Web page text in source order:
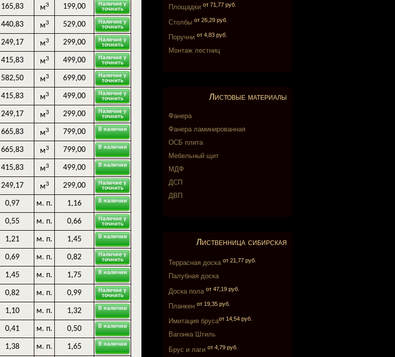
165,83 м3 199,00
Наличие у
точнить
440,83 м3 529,00
Наличие у
точнить
249,17 м3 299,00
Наличие у
точнить
415,83 м3 499,00
Наличие у
точнить
582,50 м3 699,00
Наличие у
точнить
415,83 м3 499,00
Наличие у
точнить
249,17 м3 299,00
Наличие у
точнить
665,83 м3 799,00 В наличии
665,83 м3 799,00 В наличии
415,83 м3 499,00 В наличии
249,17 м3 299,00
Наличие у
точнить
0,97 м. п. 1,16 В наличии
0,55 м. п. 0,66
Наличие у
точнить
1,21 м. п. 1,45 В наличии
0,69 м. п. 0,82
Наличие у
точнить
1,45 м. п. 1,75 В наличии
0,82 м. п. 0,99
Наличие у
точнить
1,10 м. п. 1,32 В наличии
0,41 м. п. 0,50 В наличии
1,38 м. п. 1,65 В наличии
Площадки от 71,77 руб.
Столбы от 26,29 руб.
Поручни от 4,83 руб.
Монтаж лестниц
Листовые материалы
Фанера
Фанера ламинированная
ОСБ плита
Мебельный щит
МДФ
ДСП
ДВП
Лиственница сибирская
Террасная доска от 21,77 руб.
Палубная доска
Доска пола от 47,19 руб.
Планкен от 19,35 руб.
Имитация брусаот 14,54 руб.
Вагонка Штиль
Брус и лаги от 4,79 руб.